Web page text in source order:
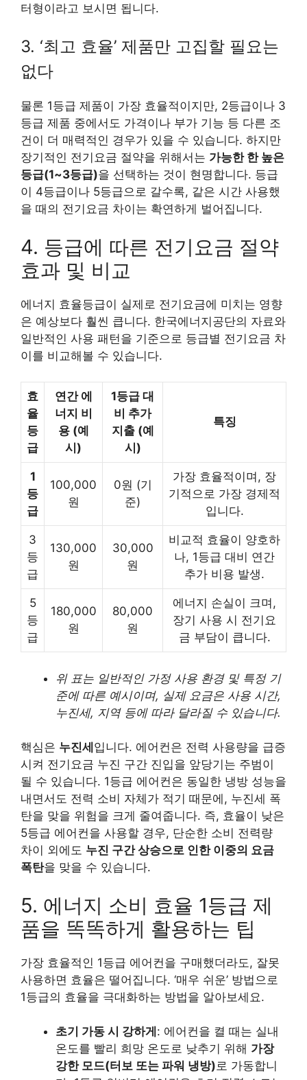
터형이라고 보시면 됩니다.
3. ‘최고 효율’ 제품만 고집할 필요는
없다
물론 1등급 제품이 가장 효율적이지만, 2등급이나 3
등급 제품 중에서도 가격이나 부가 기능 등 다른 조
건이 더 매력적인 경우가 있을 수 있습니다. 하지만
장기적인 전기요금 절약을 위해서는 가능한 한 높은
등급(1~3등급)을 선택하는 것이 현명합니다. 등급
이 4등급이나 5등급으로 갈수록, 같은 시간 사용했
을 때의 전기요금 차이는 확연하게 벌어집니다.
4. 등급에 따른 전기요금 절약
효과 및 비교
에너지 효율등급이 실제로 전기요금에 미치는 영향
은 예상보다 훨씬 큽니다. 한국에너지공단의 자료와
일반적인 사용 패턴을 기준으로 등급별 전기요금 차
이를 비교해볼 수 있습니다.
효
율
등
급
연간 에
너지 비
용 (예
시)
1등급 대
비 추가
지출 (예
시)
특징
1
등
급
100,000
원
0원 (기
준)
가장 효율적이며, 장
기적으로 가장 경제적
입니다.
3
등
급
130,000
원
30,000
원
비교적 효율이 양호하
나, 1등급 대비 연간
추가 비용 발생.
5
등
급
180,000
원
80,000
원
에너지 손실이 크며,
장기 사용 시 전기요
금 부담이 큽니다.
위 표는 일반적인 가정 사용 환경 및 특정 기
준에 따른 예시이며, 실제 요금은 사용 시간,
누진세, 지역 등에 따라 달라질 수 있습니다.
핵심은 누진세 입니다. 에어컨은 전력 사용량을 급증
시켜 전기요금 누진 구간 진입을 앞당기는 주범이
될 수 있습니다. 1등급 에어컨은 동일한 냉방 성능을
내면서도 전력 소비 자체가 적기 때문에, 누진세 폭
탄을 맞을 위험을 크게 줄여줍니다. 즉, 효율이 낮은
5등급 에어컨을 사용할 경우, 단순한 소비 전력량
차이 외에도 누진 구간 상승으로 인한 이중의 요금
폭탄을 맞을 수 있습니다.
5. 에너지 소비 효율 1등급 제
품을 똑똑하게 활용하는 팁
가장 효율적인 1등급 에어컨을 구매했더라도, 잘못
사용하면 효율은 떨어집니다. ‘매우 쉬운’ 방법으로
1등급의 효율을 극대화하는 방법을 알아보세요.
초기 가동 시 강하게 : 에어컨을 켤 때는 실내
온도를 빨리 희망 온도로 낮추기 위해 가장
강한 모드(터보 또는 파워 냉방)로 가동합니